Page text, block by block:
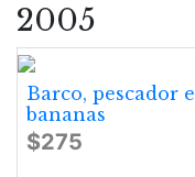
2005
Barco, pescador e
bananas
$275